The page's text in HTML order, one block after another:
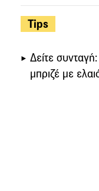
Tips
Δείτε
μπριζέ με